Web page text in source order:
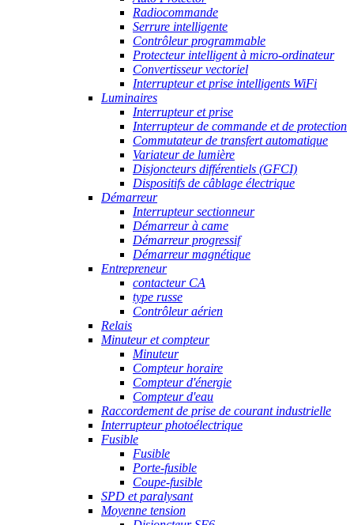
Radiocommande
Serrure intelligente
Contrôleur programmable
Protecteur intelligent à micro-ordinateur
Convertisseur vectoriel
Interrupteur et prise intelligents WiFi
Luminaires
Interrupteur et prise
Interrupteur de commande et de protection
Commutateur de transfert automatique
Variateur de lumière
Disjoncteurs différentiels (GFCI)
Dispositifs de câblage électrique
Démarreur
Interrupteur sectionneur
Démarreur à came
Démarreur progressif
Démarreur magnétique
Entrepreneur
contacteur CA
type russe
Contrôleur aérien
Relais
Minuteur et compteur
Minuteur
Compteur horaire
Compteur d'énergie
Compteur d'eau
Raccordement de prise de courant industrielle
Interrupteur photoélectrique
Fusible
Fusible
Porte-fusible
Coupe-fusible
SPD et paralysant
Moyenne tension